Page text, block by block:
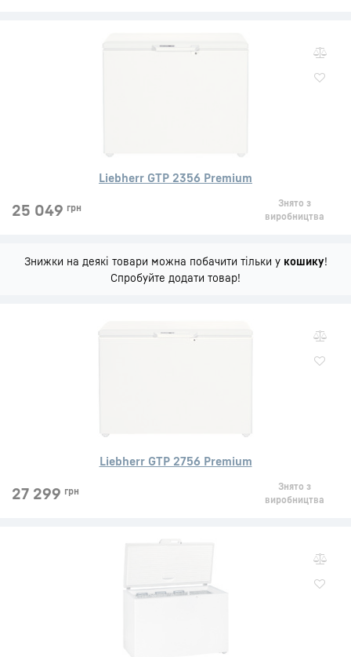
Liebherr GTP 2356 Premium
25 049 грн
Знято з
виробництва
Знижки на деякі товари можна побачити тільки у кошику!
Спробуйте додати товар!
Liebherr GTP 2756 Premium
27 299 грн
Знято з
виробництва